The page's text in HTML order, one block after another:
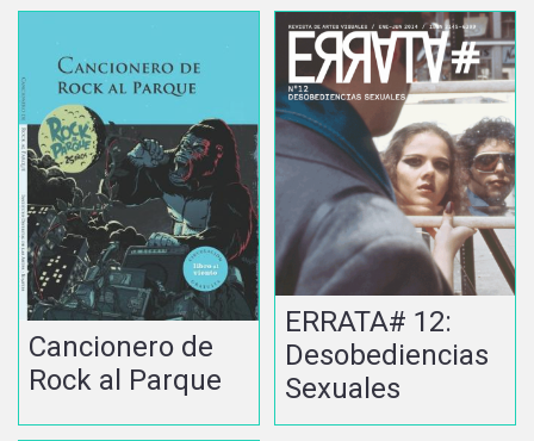
Cancionero de
Rock al Parque
ERRATA# 12:
Desobediencias
Sexuales